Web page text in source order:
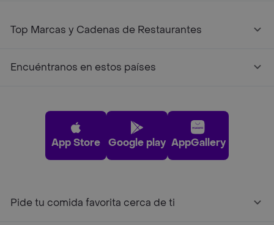
Top Marcas y Cadenas de Restaurantes
Encuéntranos en estos países
App Store Google play AppGallery
Pide tu comida favorita cerca de ti